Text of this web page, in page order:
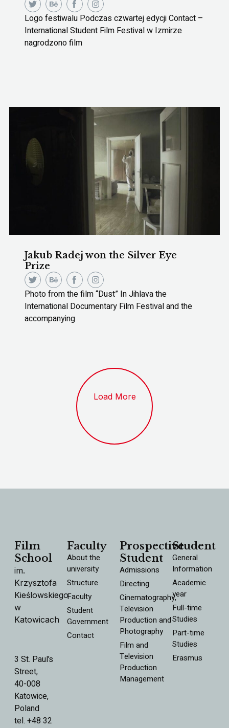
Logo festiwalu Podczas czwartej edycji Contact –
International Student Film Festival w Izmirze
nagrodzono film
Jakub Radej won the Silver Eye
Prize
Photo from the film “Dust” In Jihlava the
International Documentary Film Festival and the
accompanying
Load More
Film
School
im.
Krzysztofa
Kieślowskiego
w
Katowicach
3 St. Paul’s
Street,
40-008
Katowice,
Poland
tel. +48 32
Faculty
About the
university
Structure
Faculty
Student
Government
Contact
Prospective
Student
Admissions
Directing
Cinematography,
Television
Production and
Photography
Film and
Television
Production
Management
Student
General
Information
Academic
year
Full-time
Studies
Part-time
Studies
Erasmus